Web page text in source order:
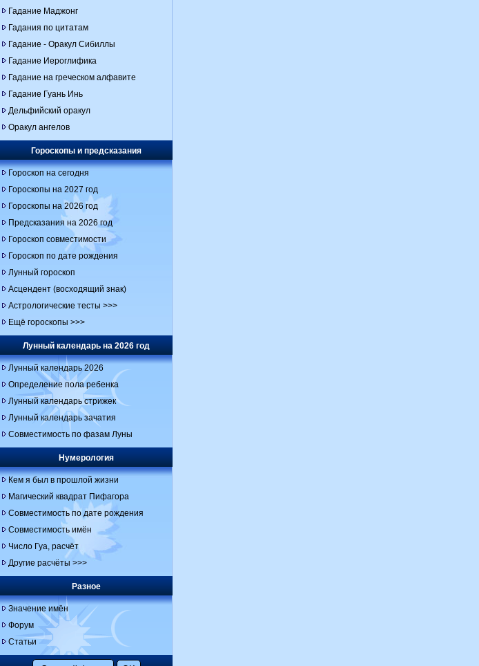
Гадание Маджонг
Гадания по цитатам
Гадание - Оракул Сибиллы
Гадание Иероглифика
Гадание на греческом алфавите
Гадание Гуань Инь
Дельфийский оракул
Оракул ангелов
Гороскопы и предсказания
Гороскоп на сегодня
Гороскопы на 2027 год
Гороскопы на 2026 год
Предсказания на 2026 год
Гороскоп совместимости
Гороскоп по дате рождения
Лунный гороскоп
Асцендент (восходящий знак)
Астрологические тесты >>>
Ещё гороскопы >>>
Лунный календарь на 2026 год
Лунный календарь 2026
Определение пола ребенка
Лунный календарь стрижек
Лунный календарь зачатия
Совместимость по фазам Луны
Нумерология
Кем я был в прошлой жизни
Магический квадрат Пифагора
Совместимость по дате рождения
Совместимость имён
Число Гуа, расчёт
Другие расчёты >>>
Разное
Значение имён
Форум
Статьи